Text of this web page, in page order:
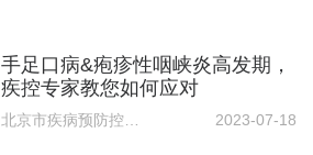
手足口病&疱疹性咽峡炎高发期，
疾控专家教您如何应对
2023-07-18